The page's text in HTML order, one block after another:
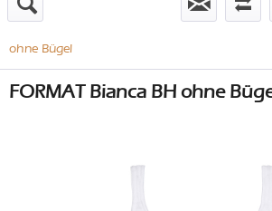
ohne Bügel
FORMAT Bianca BH ohne